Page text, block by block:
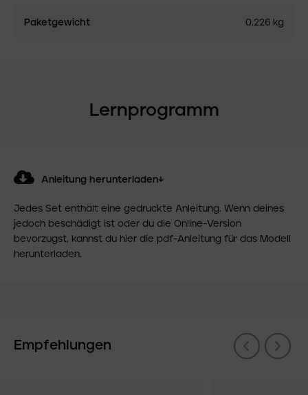
Paketgewicht 0,226 kg
Lernprogramm
Anleitung herunterladen↓
Jedes Set enthält eine gedruckte Anleitung. Wenn deines
jedoch beschädigt ist oder du die Online-Version
bevorzugst, kannst du hier die pdf-Anleitung für das Modell
herunterladen.
Empfehlungen